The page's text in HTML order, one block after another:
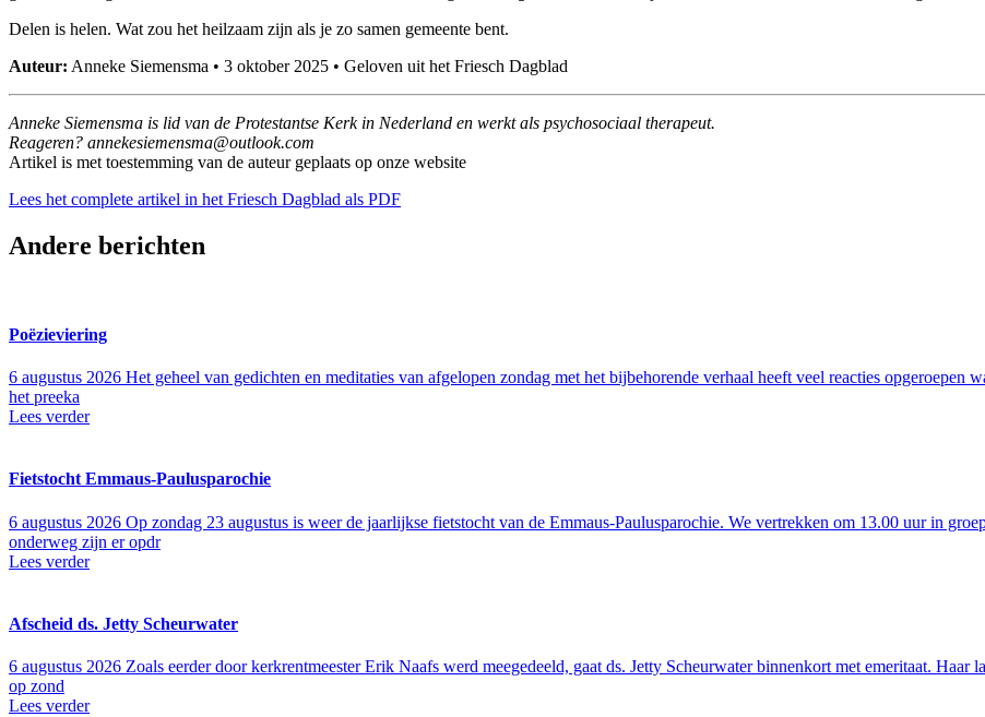
Delen is helen. Wat zou het heilzaam zijn als je zo samen gemeente bent.
Auteur: Anneke Siemensma • 3 oktober 2025 • Geloven uit het Friesch Dagblad
Anneke Siemensma is lid van de Protestantse Kerk in Nederland en werkt als psychosociaal therapeut.
Reageren?
moc.k
ooltu
o@ams
nemei
seken
na
Artikel is met toestemming van de auteur geplaats op onze website
Lees het complete artikel in het Friesch Dagblad als PDF
Andere berichten
Poëzieviering
6 augustus 2026 Het geheel van gedichten en meditaties van afgelopen zondag met het bijbehorende verhaal heeft veel reacties opgeroepen
het preeka
Lees verder
Fietstocht Emmaus-Paulusparochie
6 augustus 2026 Op zondag 23 augustus is weer de jaarlijkse fietstocht van de Emmaus-Paulusparochie. We vertrekken om 13.00 uur in
onderweg zijn er opdr
Lees verder
Afscheid ds. Jetty Scheurwater
6 augustus 2026 Zoals eerder door kerkrentmeester Erik Naafs werd meegedeeld, gaat ds. Jetty Scheurwater binnenkort met emeritaat.
op zond
Lees verder